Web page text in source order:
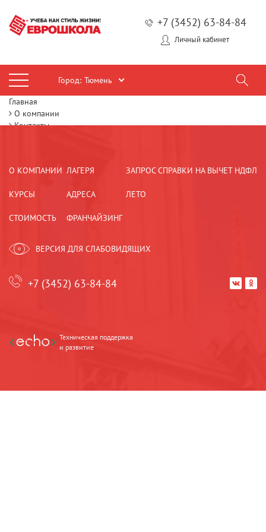
+7 (3452) 63-84-84
Личный кабинет
Город: Тюмень
Главная
О компании
Контакты
О КОМПАНИИ
КУРСЫ
СТОИМОСТЬ
ЛАГЕРЯ
АДРЕСА
ФРАНЧАЙЗИНГ
ЗАПРОС СПРАВКИ НА ВЫЧЕТ НДФЛ
ЛЕТО
ВЕРСИЯ ДЛЯ СЛАБОВИДЯЩИХ
+7 (3452) 63-84-84  
Техническая поддержка
и развитие